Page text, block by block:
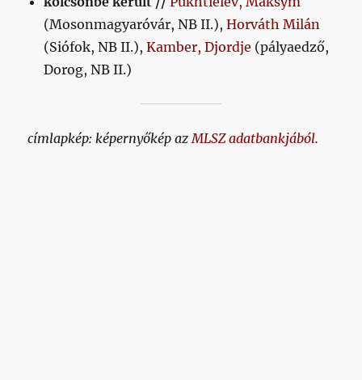
(Mosonmagyaróvár, NB II.),Horváth Milán
(Siófok, NB II.),Kamber, Djordje (pályaedző,
Dorog, NB II.)
címlapkép: képernyőkép az MLSZ adatbankjából.